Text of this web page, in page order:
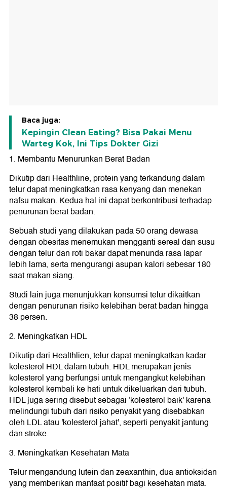
Baca juga:
Kepingin Clean Eating? Bisa Pakai Menu
Warteg Kok, Ini Tips Dokter Gizi
1. Membantu Menurunkan Berat Badan
Dikutip dari Healthline, protein yang terkandung dalam
telur dapat meningkatkan rasa kenyang dan menekan
nafsu makan. Kedua hal ini dapat berkontribusi terhadap
penurunan berat badan.
Sebuah studi yang dilakukan pada 50 orang dewasa
dengan obesitas menemukan mengganti sereal dan susu
dengan telur dan roti bakar dapat menunda rasa lapar
lebih lama, serta mengurangi asupan kalori sebesar 180
saat makan siang.
Studi lain juga menunjukkan konsumsi telur dikaitkan
dengan penurunan risiko kelebihan berat badan hingga
38 persen.
2. Meningkatkan HDL
Dikutip dari Healthlien, telur dapat meningkatkan kadar
kolesterol HDL dalam tubuh. HDL merupakan jenis
kolesterol yang berfungsi untuk mengangkut kelebihan
kolesterol kembali ke hati untuk dikeluarkan dari tubuh.
HDL juga sering disebut sebagai 'kolesterol baik' karena
melindungi tubuh dari risiko penyakit yang disebabkan
oleh LDL atau 'kolesterol jahat', seperti penyakit jantung
dan stroke.
3. Meningkatkan Kesehatan Mata
Telur mengandung lutein dan zeaxanthin, dua antioksidan
yang memberikan manfaat positif bagi kesehatan mata.